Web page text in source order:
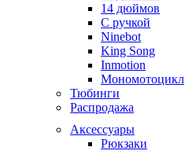
14 дюймов
С ручкой
Ninebot
King Song
Inmotion
Мономотоцикл
Тюбинги
Распродажа
Аксессуары
Рюкзаки